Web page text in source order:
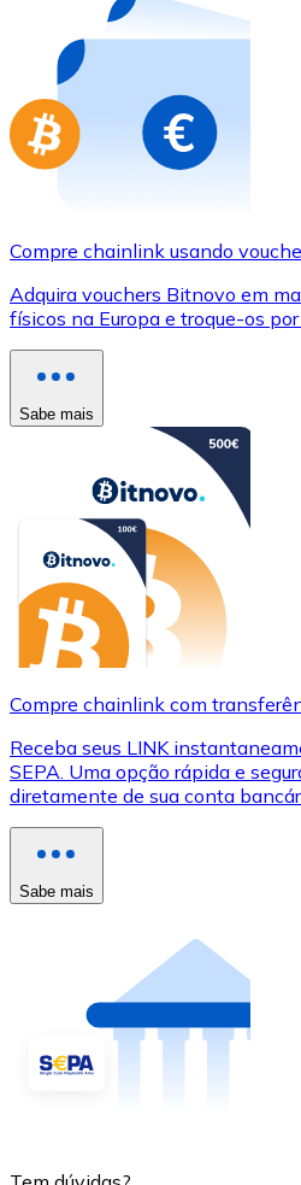
Compre cartões-presente
Ir para a loja de cartões-
Compre chainlink usando
Adquira vouchers Bitnovo em
físicos na Europa e troque-os
Sabe mais
Compre chainlink com
Receba seus LINK
SEPA. Uma opção rápida e
diretamente de sua conta
Sabe mais